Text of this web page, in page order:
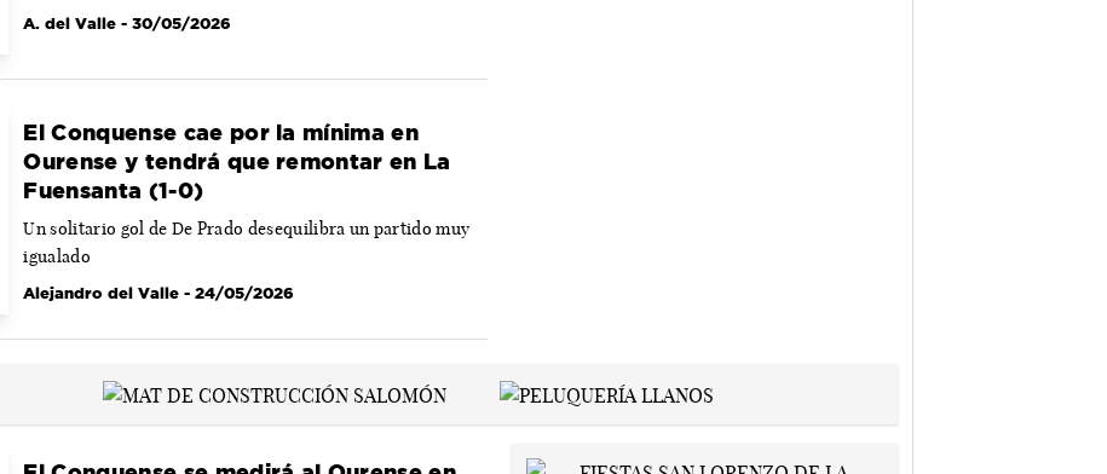
A. del Valle - 30/05/2026
El Conquense cae por la mínima en
Ourense y tendrá que remontar en La
Fuensanta (1-0)
Un solitario gol de De Prado desequilibra un partido muy
igualado
Alejandro del Valle - 24/05/2026